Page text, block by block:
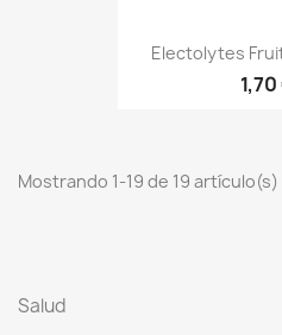
Electolytes
Mostrando 1-19 de 19 artículo(s)
Salud